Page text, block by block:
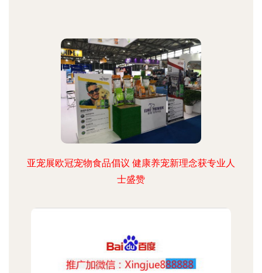
亚宠展欧冠宠物食品倡议 健康养宠新理念获专业人
士盛赞